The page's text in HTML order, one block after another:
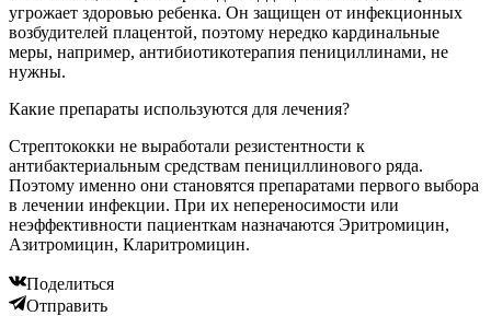
угрожает здоровью ребенка. Он защищен от инфекционных
возбудителей плацентой, поэтому нередко кардинальные
меры, например, антибиотикотерапия пенициллинами, не
нужны.
Какие препараты используются для лечения?
Стрептококки не выработали резистентности к
антибактериальным средствам пенициллинового ряда.
Поэтому именно они становятся препаратами первого выбора
в лечении инфекции. При их непереносимости или
неэффективности пациенткам назначаются Эритромицин,
Азитромицин, Кларитромицин.
Поделиться
Отправить